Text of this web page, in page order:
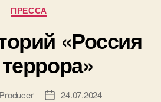
Рубрики
ПРЕССА
«Россия
Producer
Дата24.07.2024